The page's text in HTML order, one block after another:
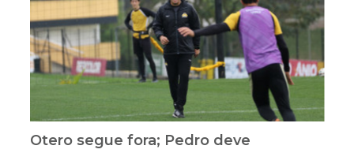
Otero segue fora; Pedro deve